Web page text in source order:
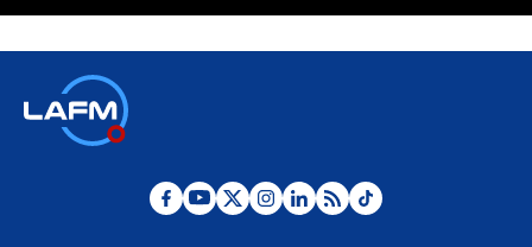
crece el pulso por la elección del
¿Por qué De la Espriella gobernará